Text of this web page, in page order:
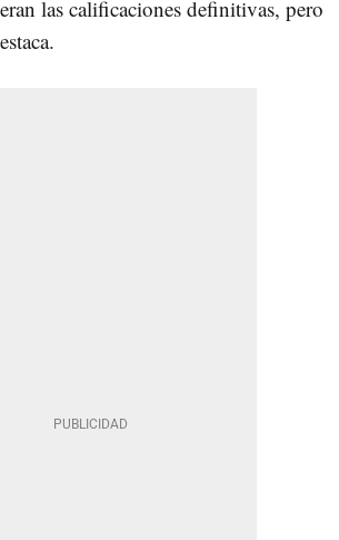
las calificaciones definitivas, pero